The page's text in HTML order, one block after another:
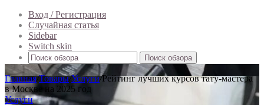
Вход / Регистрация
Случайная статья
Sidebar
Switch skin
Поиск обзора
Главная/Товары/Услуги/Рейтинг лучших курсов тату-мастера
в Москве на 2025 год
Услуги